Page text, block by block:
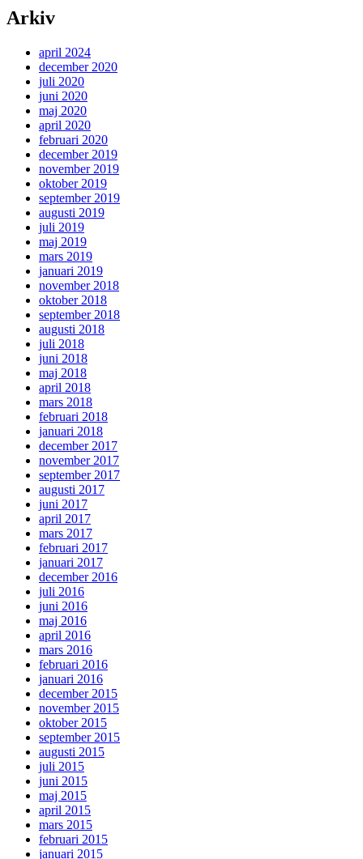
Arkiv
april 2024
december 2020
juli 2020
juni 2020
maj 2020
april 2020
februari 2020
december 2019
november 2019
oktober 2019
september 2019
augusti 2019
juli 2019
maj 2019
mars 2019
januari 2019
november 2018
oktober 2018
september 2018
augusti 2018
juli 2018
juni 2018
maj 2018
april 2018
mars 2018
februari 2018
januari 2018
december 2017
november 2017
september 2017
augusti 2017
juni 2017
april 2017
mars 2017
februari 2017
januari 2017
december 2016
juli 2016
juni 2016
maj 2016
april 2016
mars 2016
februari 2016
januari 2016
december 2015
november 2015
oktober 2015
september 2015
augusti 2015
juli 2015
juni 2015
maj 2015
april 2015
mars 2015
februari 2015
januari 2015